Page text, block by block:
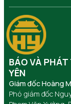
BÁO VÀ
YÊN
Giám đốc Hoàng
Phó giám đốc